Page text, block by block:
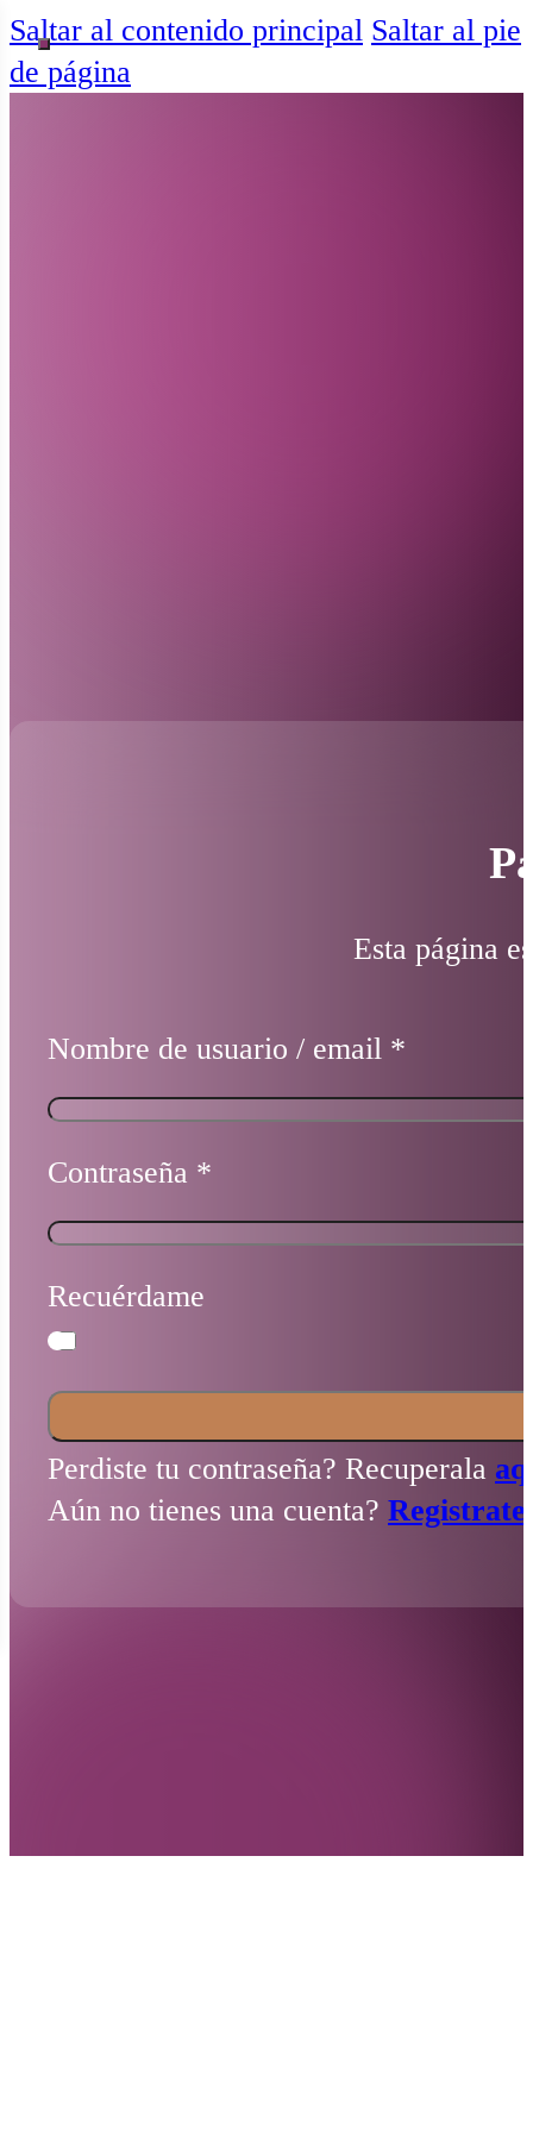
Saltar al contenido principal Saltar al pie
de página
Esta página
Nombre de usuario / email *
Contraseña *
Recuérdame
Perdiste tu contraseña? Recuperala
Aún no tienes una cuenta?